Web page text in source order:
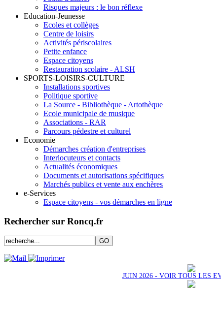
Risques majeurs : le bon réflexe
Education-Jeunesse
Ecoles et collèges
Centre de loisirs
Activités périscolaires
Petite enfance
Espace citoyens
Restauration scolaire - ALSH
SPORTS-LOISIRS-CULTURE
Installations sportives
Politique sportive
La Source - Bibliothèque - Artothèque
Ecole municipale de musique
Associations - RAR
Parcours pédestre et culturel
Economie
Démarches création d'entreprises
Interlocuteurs et contacts
Actualités économiques
Documents et autorisations spécifiques
Marchés publics et vente aux enchères
e-Services
Espace citoyens - vos démarches en ligne
Rechercher sur Roncq.fr
JUIN 2026 - VOIR TOUS LES